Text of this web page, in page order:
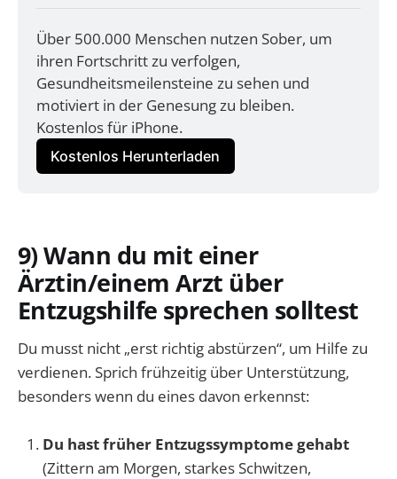
Über 500.000 Menschen nutzen Sober, um
ihren Fortschritt zu verfolgen,
Gesundheitsmeilensteine zu sehen und
motiviert in der Genesung zu bleiben.
Kostenlos für iPhone.
Kostenlos Herunterladen
9) Wann du mit einer
Ärztin/einem Arzt über
Entzugshilfe sprechen solltest
Du musst nicht „erst richtig abstürzen“, um Hilfe zu
verdienen. Sprich frühzeitig über Unterstützung,
besonders wenn du eines davon erkennst:
Du hast früher Entzugssymptome gehabt
(Zittern am Morgen, starkes Schwitzen,